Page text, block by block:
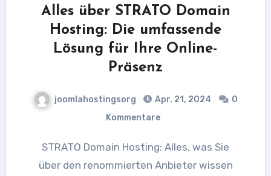
Alles über STRATO Domain
Hosting: Die umfassende
Lösung für Ihre Online-
Präsenz
joomlahostingsorg Apr. 21, 2024
0
Kommentare
STRATO Domain Hosting: Alles, was Sie
über den renommierten Anbieter wissen